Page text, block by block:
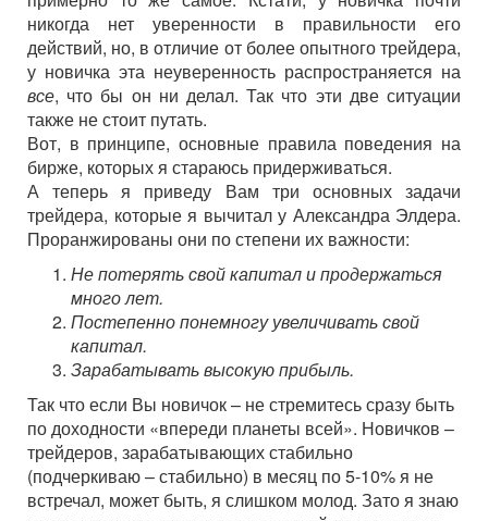
никогда нет уверенности в правильности его
действий, но, в отличие от более опытного трейдера,
у новичка эта неуверенность распространяется на
все, что бы он ни делал. Так что эти две ситуации
также не стоит путать.
Вот, в принципе, основные правила поведения на
бирже, которых я стараюсь придерживаться.
А теперь я приведу Вам три основных задачи
трейдера, которые я вычитал у Александра Элдера.
Проранжированы они по степени их важности:
Не потерять свой капитал и продержаться
много лет.
Постепенно понемногу увеличивать свой
капитал.
Зарабатывать высокую прибыль.
Так что если Вы новичок – не стремитесь сразу быть
по доходности «впереди планеты всей». Новичков –
трейдеров, зарабатывающих стабильно
(подчеркиваю – стабильно) в месяц по 5-10% я не
встречал, может быть, я слишком молод. Зато я знаю